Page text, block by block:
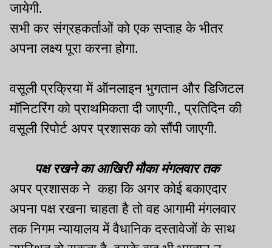
जायेगी.
सभी कर संग्रहकर्ताओं को एक सप्ताह के भीतर
अपना लक्ष्य पूरा करना होगा.
वसूली प्रक्रिया में ऑनलाइन भुगतान और डिजिटल
मॉनिटरिंग को प्राथमिकता दी जाएगी., प्रतिदिन की
वसूली रिपोर्ट अपर प्रशासक को सौंपी जाएगी.
पक्ष रखने का आखिरी मौका मंगलवार तक
अपर प्रशासक ने कहा कि अगर कोई बकाएदार
अपना पक्ष रखना चाहता है तो वह आगामी मंगलवार
तक निगम न्यायालय में वैधानिक दस्तावेजों के साथ